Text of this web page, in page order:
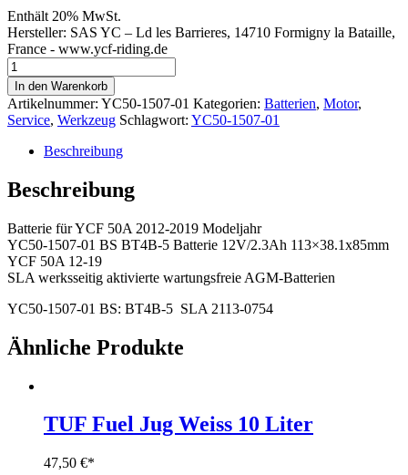
Enthält 20% MwSt.
Hersteller: SAS YC – Ld les Barrieres, 14710 Formigny la Bataille,
France - www.ycf-riding.de
YCF
50A
2012-
2019
Batterie
BT4B-
YC50-
1507-
Menge
In den Warenkorb
Artikelnummer: YC50-1507-01 Kategorien: Batterien, Motor,
Service, Werkzeug Schlagwort: YC50-1507-01
Beschreibung
Beschreibung
Batterie für YCF 50A 2012-2019 Modeljahr
YC50-1507-01 BS BT4B-5 Batterie 12V/2.3Ah 113×38.1x85mm
YCF 50A 12-19
SLA werksseitig aktivierte wartungsfreie AGM-Batterien
YC50-1507-01 BS: BT4B-5 SLA 2113-0754
Ähnliche Produkte
TUF Fuel Jug Weiss 10 Liter
47,50 €